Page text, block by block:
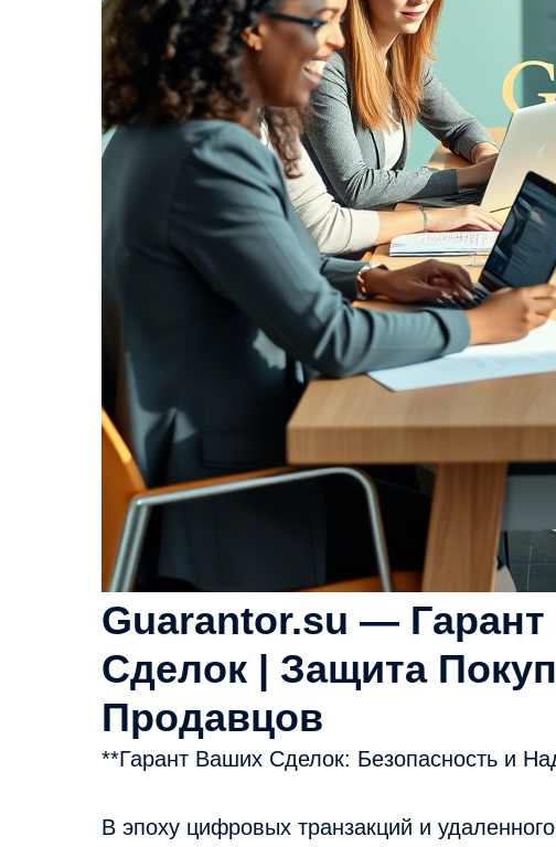
Guarantor.su —
Сделок | Защита
Продавцов
**Гарант Ваших Сделок: Безопасность и
В эпоху цифровых транзакций и